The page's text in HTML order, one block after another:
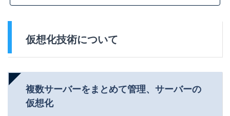
仮想化技術について
複数サーバーをまとめて管理、サーバーの
仮想化